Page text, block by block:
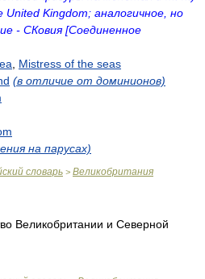
United Kingdom; аналогичное, но
- СКовия [Соединенное
Mistress of the seas
(в отличие от доминионов)
на парусах)
словарь > Великобритания
Великобритании и Северной